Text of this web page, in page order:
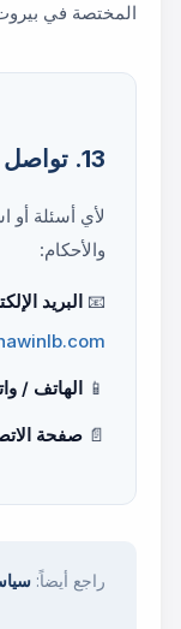
المختصة في
13. تواصل معنا
لأي أسئلة
والأحكام:
📧 البريد
📱 الهاتف /
📄 صفحة
راجع أيضاً: